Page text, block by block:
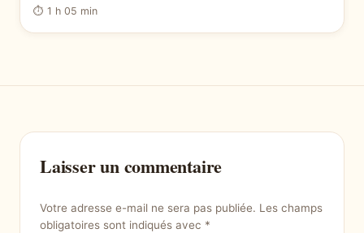
⏱ 1 h 05 min
Laisser un commentaire
Votre adresse e-mail ne sera pas publiée. Les champs
obligatoires sont indiqués avec *